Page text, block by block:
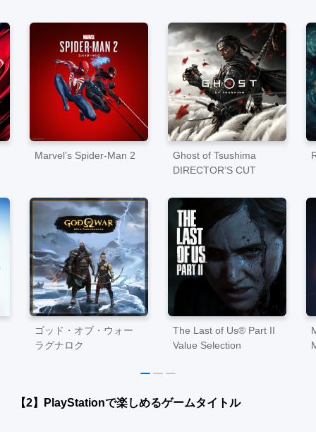
Marvel’s Spider-Man 2
Ghost of Tsushima
DIRECTOR’S CUT
ゴッド・オブ・ウォー
ラグナロク
The Last of Us® Part II
Value Selection
【2】PlayStationで楽しめるゲームタイトル